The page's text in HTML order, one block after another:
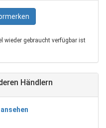
wieder gebraucht verfügbar ist
Händlern